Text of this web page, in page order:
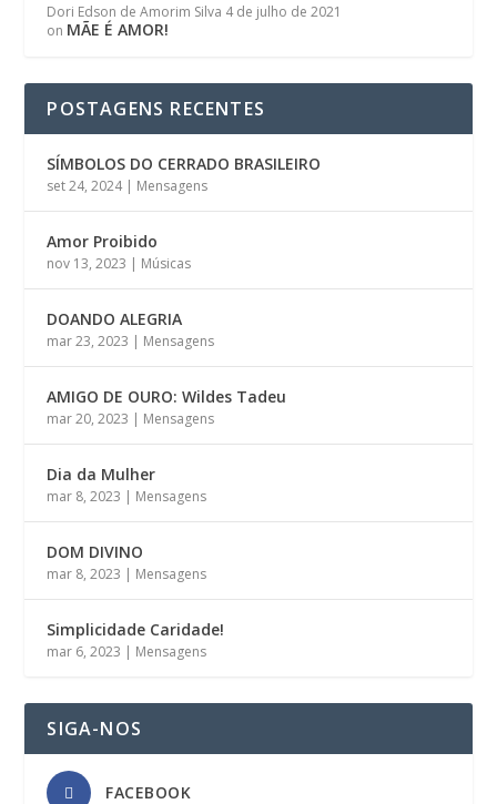
Dori Edson de Amorim Silva 4 de julho de 2021
on MÃE É AMOR!
POSTAGENS RECENTES
SÍMBOLOS DO CERRADO BRASILEIRO
set 24, 2024| Mensagens
Amor Proibido
nov 13, 2023 | Músicas
DOANDO ALEGRIA
mar 23, 2023 | Mensagens
AMIGO DE OURO: Wildes Tadeu
mar 20, 2023 | Mensagens
Dia da Mulher
mar 8, 2023 | Mensagens
DOM DIVINO
mar 8, 2023 | Mensagens
Simplicidade Caridade!
mar 6, 2023 | Mensagens
SIGA-NOS
FACEBOOK